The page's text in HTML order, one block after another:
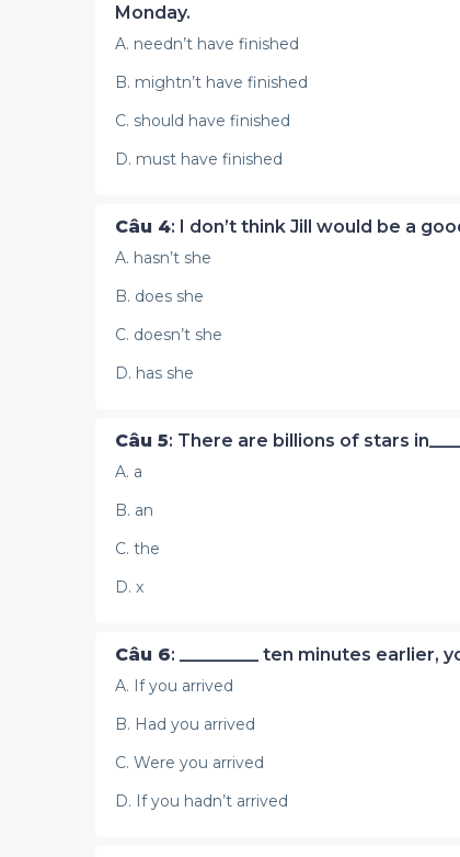
Monday.
A. needn’t have finished
B. mightn’t have finished
C. should have finished
D. must have finished
Câu 4: I don’t think Jill would be a
A. hasn’t she
B. does she
C. doesn’t she
D. has she
Câu 5: There are billions of stars
A. a
B. an
C. the
D. x
Câu 6: _________ ten minutes
A. If you arrived
B. Had you arrived
C. Were you arrived
D. If you hadn’t arrived